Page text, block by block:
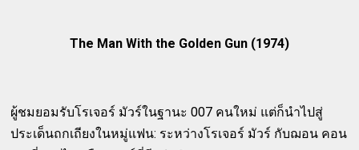
The Man With the Golden Gun (1974)
ผู้ชมยอมรับโรเจอร์ มัวร์ในฐานะ 007 คนใหม่ แต่ก็นำไปสู่
ประเด็นถกเถียงในหมู่แฟน: ระหว่างโรเจอร์ มัวร์ กับฌอน คอน